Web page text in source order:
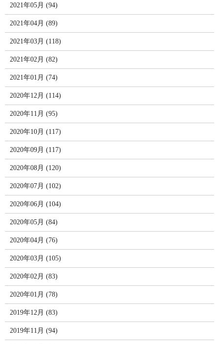
2021年05月 (94)
2021年04月 (89)
2021年03月 (118)
2021年02月 (82)
2021年01月 (74)
2020年12月 (114)
2020年11月 (95)
2020年10月 (117)
2020年09月 (117)
2020年08月 (120)
2020年07月 (102)
2020年06月 (104)
2020年05月 (84)
2020年04月 (76)
2020年03月 (105)
2020年02月 (83)
2020年01月 (78)
2019年12月 (83)
2019年11月 (94)